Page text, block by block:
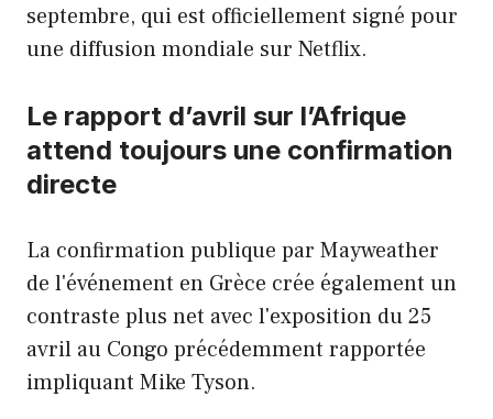
septembre, qui est officiellement signé pour
une diffusion mondiale sur Netflix.
Le rapport d’avril sur l’Afrique
attend toujours une confirmation
directe
La confirmation publique par Mayweather
de l'événement en Grèce crée également un
contraste plus net avec l'exposition du 25
avril au Congo précédemment rapportée
impliquant Mike Tyson.